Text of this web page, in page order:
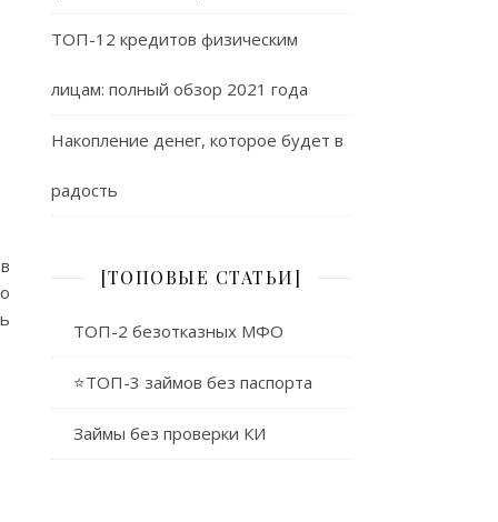
ТОП-12 кредитов физическим
лицам: полный обзор 2021 года
Накопление денег, которое будет в
радость
[ТОПОВЫЕ СТАТЬИ]
ТОП-2 безотказных МФО
⭐ТОП-3 займов без паспорта
Займы без проверки КИ